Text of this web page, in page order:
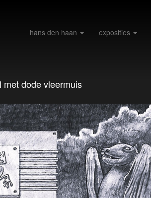
hans den haan exposities
met dode vleermuis